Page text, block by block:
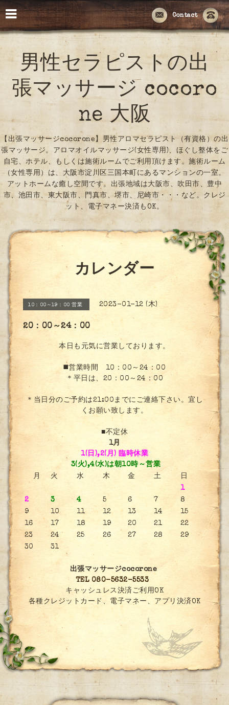
Contact
男性セラピストの出
張マッサージ cocoro
ne 大阪
【出張マッサージcocorone】男性アロマセラピスト（有資格）の出
張マッサージ。アロマオイルマッサージ(女性専用)、ほぐし整体をご
自宅、ホテル、もしくは施術ルームでご利用頂けます。施術ルーム
（女性専用）は、大阪市淀川区三国本町にあるマンションの一室。
アットホームな癒し空間です。出張地域は大阪市、吹田市、豊中
市、池田市、東大阪市、門真市、堺市、尼崎市・・・など。クレジ
ット、電子マネー決済もOK。
カレンダー
10：00～19：00 営業 2023-01-12 (木)
20：00～24：00
本日も元気に営業しております。
◼️営業時間 10：00～24：00
＊平日は、20：00～24：00
＊当日分のご予約は21:00までにご連絡下さい。宜し
くお願い致します。
■不定休
1月
1(日),2(月) 臨時休業
3(火),4(水)は朝10時～営業
月
火 水 木 金 土
日
1
2
3 4 5 6 7
8
9
10 11 12 13 14
15
16
17 18 19 20 21
22
23
24 25 26 27 28
29
30
31
出張マッサージcocorone
TEL 080-5632-5533
キャッシュレス決済ご利用OK
各種クレジットカード、電子マネー、アプリ決済OK